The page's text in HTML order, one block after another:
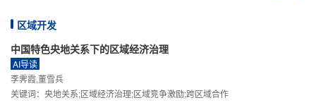
区域开发
中国特色央地关系下的区域经济治理
AI导读
李霁霞,董雪兵
关键词： 央地关系;区域经济治理;区域竞争激励;跨区域合作